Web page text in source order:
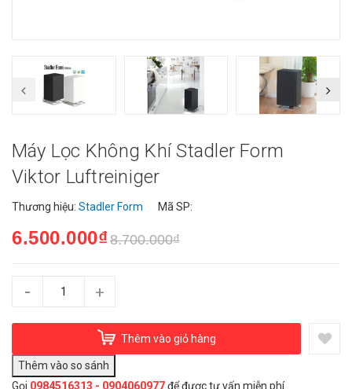
Máy Lọc Không Khí Stadler Form
Viktor Luftreiniger
Thương hiệu: Stadler Form Mã SP:
6.500.000₫8.700.000₫
- +
Thêm vào giỏ hàng
Gọi 0984516313 - 0904060977để được tư vấn miễn phí